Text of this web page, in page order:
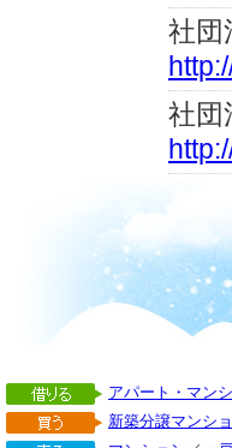
社
社
アパート・マン
新築分譲マンシ